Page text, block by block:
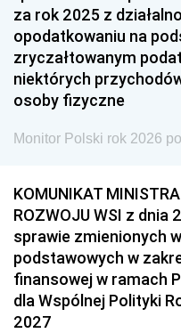
za rok 2025 z
opodatkowaniu na
zryczałtowanym
niektórych
osoby fizyczne
Monitor Polski rok 2026
KOMUNIKAT
ROZWOJU WSI z dnia
sprawie zmienionych
podstawowych w
finansowej w ramach
dla Wspólnej Polityki
2027